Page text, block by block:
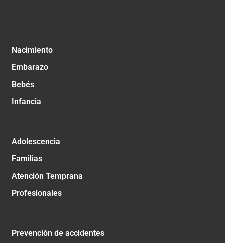
Nacimiento
Embarazo
Bebés
Infancia
Adolescencia
Familias
Atención Temprana
Profesionales
Prevención de accidentes